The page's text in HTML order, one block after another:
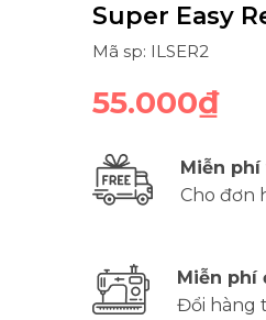
Super Easy
Mã sp: ILSER2
55.000₫
Miễn phí
Cho đơn
Miễn phí
Đổi hàng